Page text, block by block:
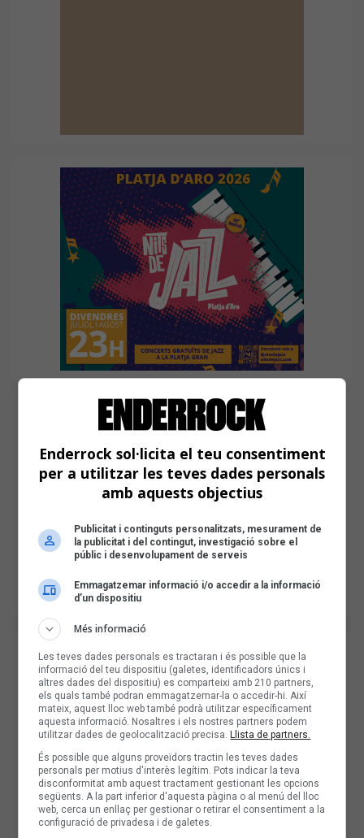
Enderrock sol·licita el teu consentiment
per a utilitzar les teves dades personals
amb aquests objectius
Publicitat i continguts personalitzats, mesurament de
la publicitat i del contingut, investigació sobre el
públic i desenvolupament de serveis
Emmagatzemar informació i/o accedir a la informació
d’un dispositiu
Més informació
Les teves dades personals es tractaran i és possible que la
informació del teu dispositiu (galetes, identificadors únics i
altres dades del dispositiu) es comparteixi amb 210 partners,
els quals també podran emmagatzemar-la o accedir-hi. Així
mateix, aquest lloc web també podrà utilitzar específicament
aquesta informació. Nosaltres i els nostres partners podem
utilitzar dades de geolocalització precisa. Llista de partners.
És possible que alguns proveïdors tractin les teves dades
personals per motius d'interès legítim. Pots indicar la teva
disconformitat amb aquest tractament gestionant les opcions
següents. A la part inferior d'aquesta pàgina o al menú del lloc
web, cerca un enllaç per gestionar o retirar el consentiment a la
configuració de privadesa i de galetes.